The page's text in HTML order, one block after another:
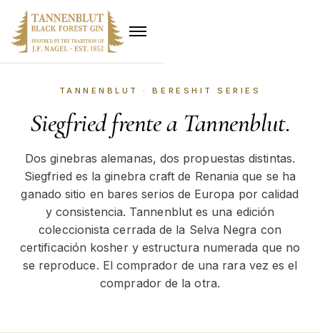
TANNENBLUT · BERESHIT SERIES
Siegfried frente a Tannenblut.
Dos ginebras alemanas, dos propuestas distintas.
Siegfried es la ginebra craft de Renania que se ha
ganado sitio en bares serios de Europa por calidad
y consistencia. Tannenblut es una edición
coleccionista cerrada de la Selva Negra con
certificación kosher y estructura numerada que no
se reproduce. El comprador de una rara vez es el
comprador de la otra.